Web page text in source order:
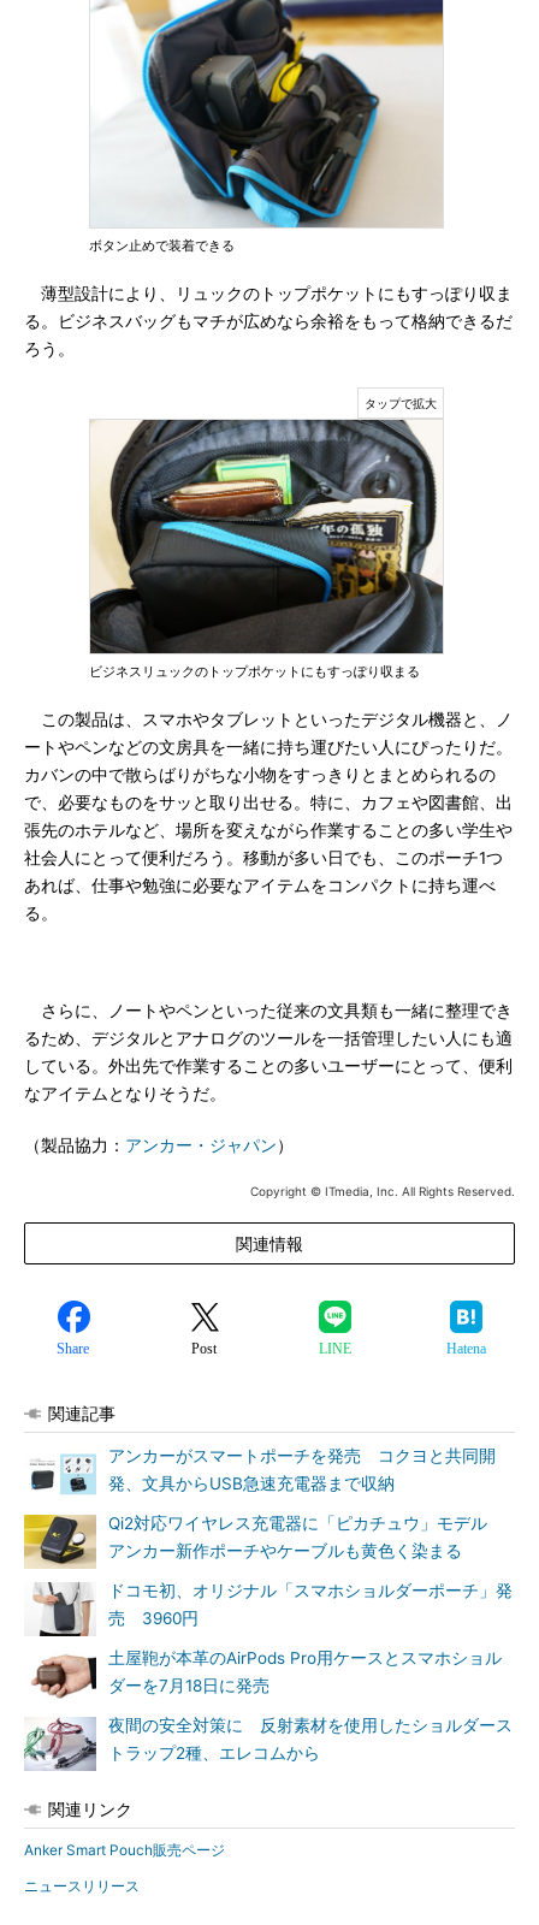
ボタン止めで装着できる
薄型設計により、リュックのトップポケットにもすっぽり収ま
る。ビジネスバッグもマチが広めなら余裕をもって格納できるだ
ろう。
ビジネスリュックのトップポケットにもすっぽり収まる
この製品は、スマホやタブレットといったデジタル機器と、ノ
ートやペンなどの文房具を一緒に持ち運びたい人にぴったりだ。
カバンの中で散らばりがちな小物をすっきりとまとめられるの
で、必要なものをサッと取り出せる。特に、カフェや図書館、出
張先のホテルなど、場所を変えながら作業することの多い学生や
社会人にとって便利だろう。移動が多い日でも、このポーチ1つ
あれば、仕事や勉強に必要なアイテムをコンパクトに持ち運べ
る。
さらに、ノートやペンといった従来の文具類も一緒に整理でき
るため、デジタルとアナログのツールを一括管理したい人にも適
している。外出先で作業することの多いユーザーにとって、便利
なアイテムとなりそうだ。
（製品協力： アンカー・ジャパン）
Copyright © ITmedia, Inc. All Rights Reserved.
関連情報
Share Post LINE Hatena
関連記事
アンカーがスマートポーチを発売 コクヨと共同開
発、文具からUSB急速充電器まで収納
Qi2対応ワイヤレス充電器に「ピカチュウ」モデル
アンカー新作ポーチやケーブルも黄色く染まる
ドコモ初、オリジナル「スマホショルダーポーチ」発
売 3960円
土屋鞄が本革のAirPods Pro用ケースとスマホショル
ダーを7月18日に発売
夜間の安全対策に 反射素材を使用したショルダース
トラップ2種、エレコムから
関連リンク
Anker Smart Pouch販売ページ
ニュースリリース